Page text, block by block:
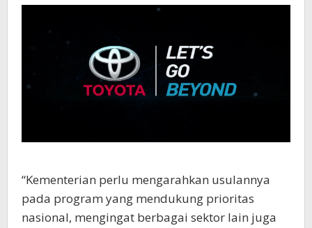
“Kementerian perlu mengarahkan usulannya
pada program yang mendukung prioritas
nasional, mengingat berbagai sektor lain juga